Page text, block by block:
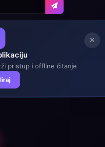
pristup i offline čitanje